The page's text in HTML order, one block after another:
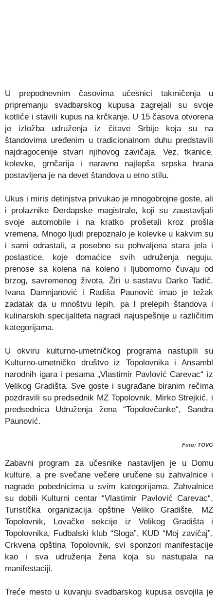
U prepodnevnim časovima učesnici takmičenja u
pripremanju svadbarskog kupusa zagrejali su svoje
kotliće i stavili kupus na krčkanje. U 15 časova otvorena
je izložba udruženja iz čitave Srbije koja su na
štandovima uređenim u tradicionalnom duhu predstavili
najdragocenije stvari njihovog zavičaja. Vez, tkanice,
kolevke, grnčarija i naravno najlepša srpska hrana
postavljena je na devet štandova u etno stilu.
Ukus i miris detinjstva privukao je mnogobrojne goste, ali
i prolaznike Đerdapske magistrale, koji su zaustavljali
svoje automobile i na kratko prošetali kroz prošla
vremena. Mnogo ljudi prepoznalo je kolevke u kakvim su
i sami odrastali, a posebno su pohvaljena stara jela i
poslastice, koje domaćice svih udruženja neguju,
prenose sa kolena na koleno i ljubomorno čuvaju od
brzog, savremenog života. Žiri u sastavu Darko Tadić,
Ivana Damnjanović i Radiša Paunović imao je težak
zadatak da u mnoštvu lepih, pa I prelepih štandova i
kulinarskih specijaliteta nagradi najuspešnije u različitim
kategorijama.
U okviru kulturno-umetničkog programa nastupili su
Kulturno-umetničko društvo iz Topolovnika i Ansambl
narodnih igara i pesama „Vlastimir Pavlović Carevac“ iz
Velikog Gradišta. Sve goste i sugrađane biranim rečima
pozdravili su predsednik MZ Topolovnik, Mirko Strejkić, i
predsednica Udruženja žena “Topolovčanke“, Sandra
Paunović.
Foto: TOVG
Zabavni program za učesnike nastavljen je u Domu
kulture, a pre svečane večere uručene su zahvalnice i
nagrade pobednicima u svim kategorijama. Zahvalnice
su dobili Kulturni centar “Vlastimir Pavlović Carevac“,
Turistička organizacija opštine Veliko Gradište, MZ
Topolovnik, Lovačke sekcije iz Velikog Gradišta i
Topolovnika, Fudbalski klub “Sloga”, KUD “Moj zavičaj”,
Crkvena opština Topolovnik, svi sponzori manifestacije
kao i sva udruženja žena koja su nastupala na
manifestaciji.
Treće mesto u kuvanju svadbarskog kupusa osvojila je